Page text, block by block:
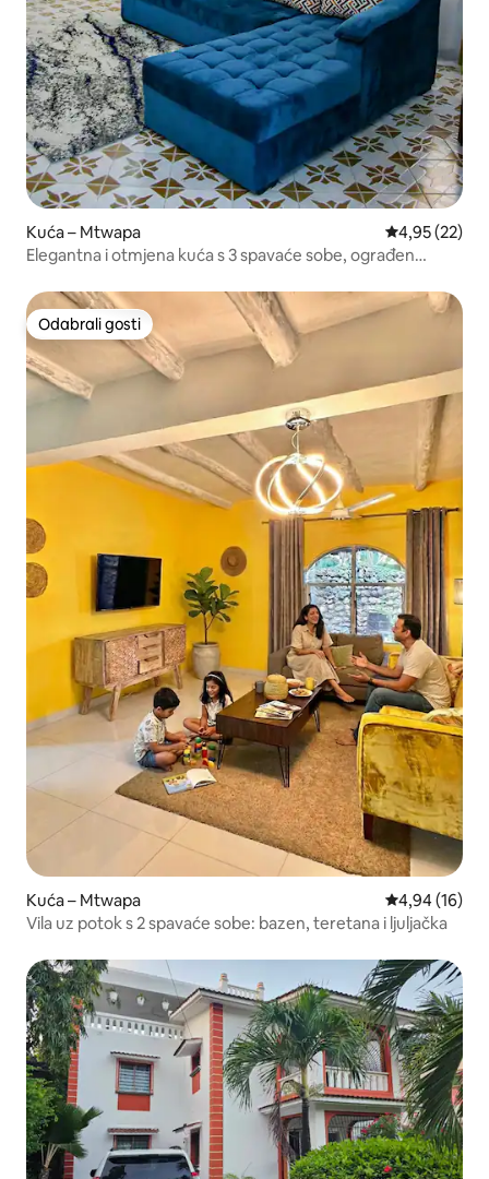
Kuća – Mtwapa Prosječna
4,95 (22)
Elegantna i otmjena kuća s 3 spavaće sobe, ograđen
Odabrali gosti
Odabrali gosti
Kuća – Mtwapa Prosječna
4,94 (16)
Vila uz potok s 2 spavaće sobe: bazen, teretana i ljuljačka